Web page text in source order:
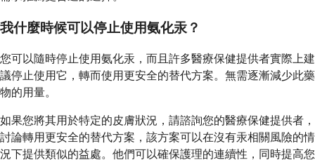
我什麼時候可以停止使用氨化汞？
您可以隨時停止使用氨化汞，而且許多醫療保健提供者實際上建
議停止使用它，轉而使用更安全的替代方案。無需逐漸減少此藥
物的用量。
如果您將其用於特定的皮膚狀況，請諮詢您的醫療保健提供者，
討論轉用更安全的替代方案，該方案可以在沒有汞相關風險的情
況下提供類似的益處。他們可以確保護理的連續性，同時提高您